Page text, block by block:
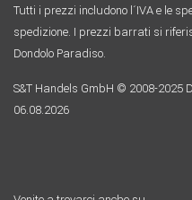
Tutti i prezzi includono l´IVA e le
spedizione. I prezzi barrati si
Dondolo Paradiso.
S&T Handels GmbH © 2008-2025
06.08.2026